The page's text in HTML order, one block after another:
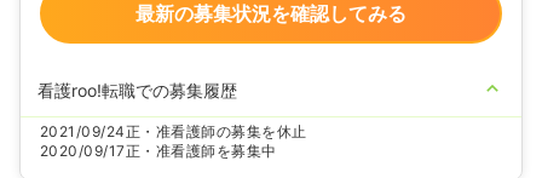
最新の募集状況を確認してみる
看護roo!転職での募集履歴
2021/09/24正・准看護師の募集を休止
2020/09/17正・准看護師を募集中